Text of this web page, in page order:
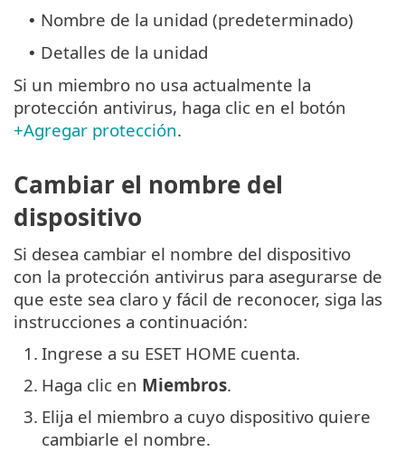
• Nombre de la unidad (predeterminado)
• Detalles de la unidad
Si un miembro no usa actualmente la
protección antivirus, haga clic en el botón
+Agregar protección.
Cambiar el nombre del
dispositivo
Si desea cambiar el nombre del dispositivo
con la protección antivirus para asegurarse de
que este sea claro y fácil de reconocer, siga las
instrucciones a continuación:
1. Ingrese a su ESET HOME cuenta.
2. Haga clic en Miembros.
3. Elija el miembro a cuyo dispositivo quiere
cambiarle el nombre.